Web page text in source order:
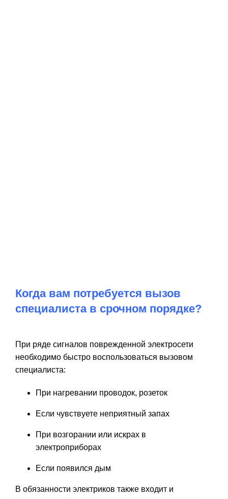
Когда вам потребуется вызов
специалиста в срочном порядке?
При ряде сигналов поврежденной электросети
необходимо быстро воспользоваться вызовом
специалиста:
При нагревании проводок, розеток
Если чувствуете неприятный запах
При возгорании или искрах в
электроприборах
Если появился дым
В обязанности электриков также входит и